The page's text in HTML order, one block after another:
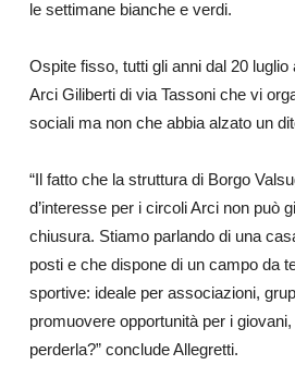
le settimane bianche e verdi.
Ospite fisso, tutti gli anni dal 20
Arci Giliberti di via Tassoni che vi
sociali ma non che abbia alzato un
“Il fatto che la struttura di Borgo
d’interesse per i circoli Arci non può
chiusura. Stiamo parlando di una
posti e che dispone di un campo da
sportive: ideale per associazioni,
promuovere opportunità per i
perderla?” conclude Allegretti.